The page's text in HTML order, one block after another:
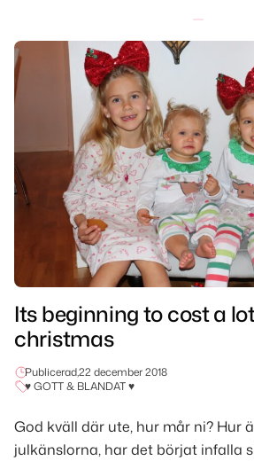
Its beginning to cost a
christmas
Publicerad,22 december 2018
♥ GOTT & BLANDAT ♥
God kväll där ute, hur mår ni? Hur
julkänslorna, har det börjat infalla